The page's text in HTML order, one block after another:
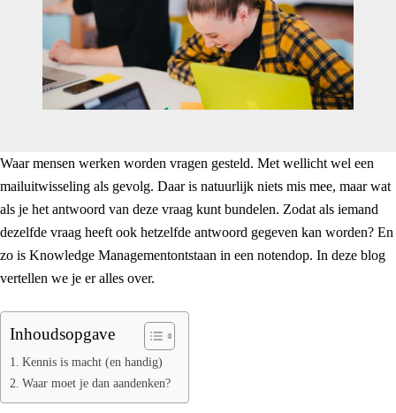
Waar mensen werken worden vragen gesteld. Met wellicht wel een
mailuitwisseling als gevolg. Daar is natuurlijk niets mis mee, maar wat
als je het antwoord van deze vraag kunt bundelen. Zodat als iemand
dezelfde vraag heeft ook hetzelfde antwoord gegeven kan worden? En
zo is Knowledge Managementontstaan in een notendop. In deze blog
vertellen we je er alles over.
Inhoudsopgave
Kennis is macht (en handig)
Waar moet je dan aandenken?